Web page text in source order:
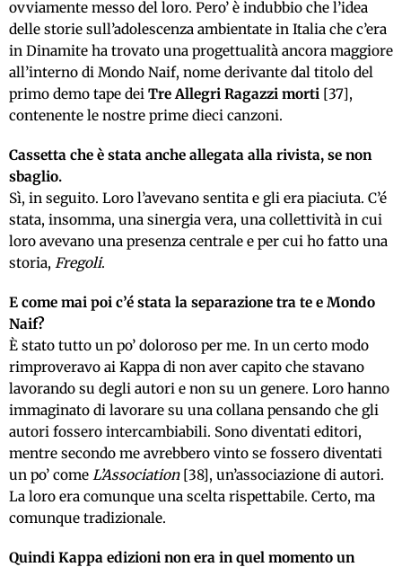
ovviamente messo del loro. Pero’ è indubbio che l’idea
delle storie sull’adolescenza ambientate in Italia che c’era
in Dinamite ha trovato una progettualità ancora maggiore
all’interno di Mondo Naif, nome derivante dal titolo del
primo demo tape dei Tre Allegri Ragazzi morti [37],
contenente le nostre prime dieci canzoni.
Cassetta che è stata anche allegata alla rivista, se non
sbaglio.
Sì, in seguito. Loro l’avevano sentita e gli era piaciuta. C’é
stata, insomma, una sinergia vera, una collettività in cui
loro avevano una presenza centrale e per cui ho fatto una
storia, Fregoli.
E come mai poi c’é stata la separazione tra te e Mondo
Naif?
È stato tutto un po’ doloroso per me. In un certo modo
rimproveravo ai Kappa di non aver capito che stavano
lavorando su degli autori e non su un genere. Loro hanno
immaginato di lavorare su una collana pensando che gli
autori fossero intercambiabili. Sono diventati editori,
mentre secondo me avrebbero vinto se fossero diventati
un po’ come L’Association[38], un’associazione di autori.
La loro era comunque una scelta rispettabile. Certo, ma
comunque tradizionale.
Quindi Kappa edizioni non era in quel momento un